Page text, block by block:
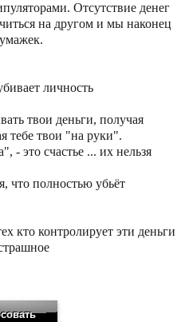
Отсутствие денег
на другом и мы наконец
личность
твои деньги, получая
тебе твои "на руки".
- это счастье ... их нельзя
что полностью убьёт
кто контролирует эти деньги